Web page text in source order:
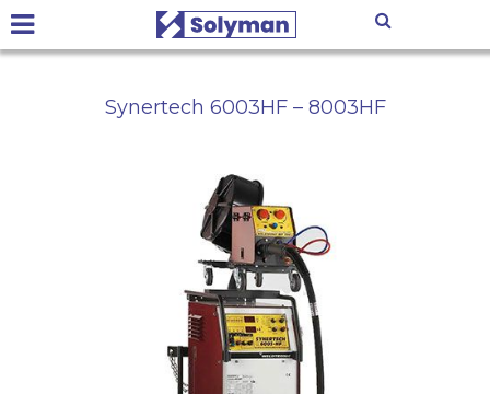
Synertech 6003HF – 8003HF